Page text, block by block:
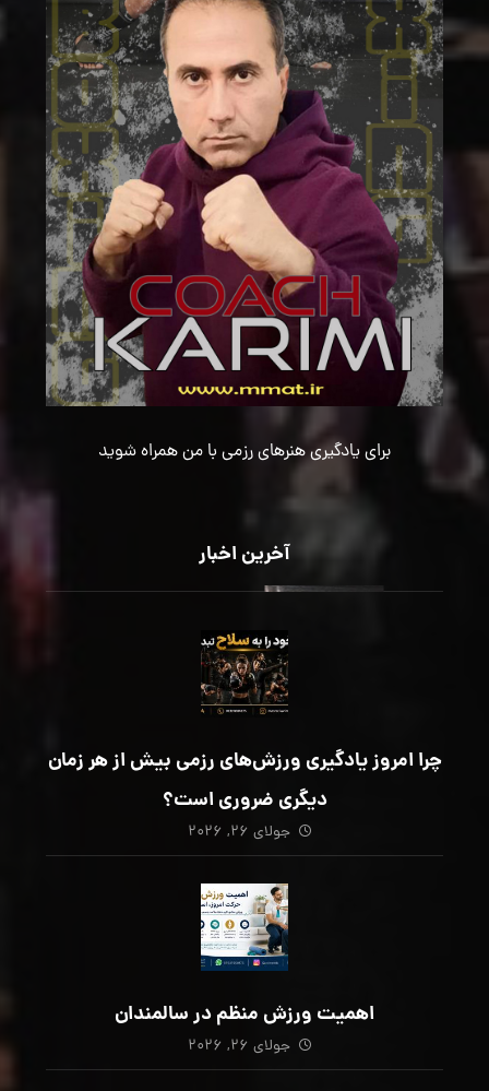
برای یادگیری هنرهای رزمی با من همراه شوید
آخرین اخبار
چرا امروز یادگیری ورزش‌های رزمی بیش از هر زمان
دیگری ضروری است؟
جولای ۲۶, ۲۰۲۶
اهمیت ورزش منظم در سالمندان
جولای ۲۶, ۲۰۲۶